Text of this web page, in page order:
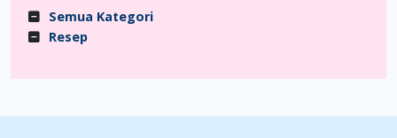
Semua Kategori
Resep